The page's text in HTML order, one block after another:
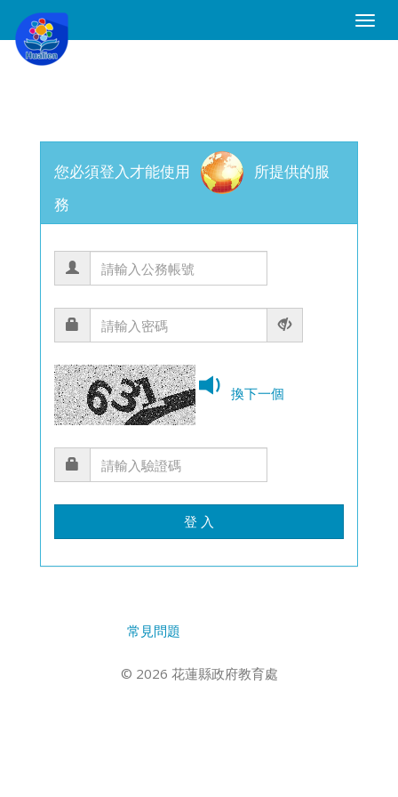
Toggle
您必須登入才能使用
所提供的服
務
換下一個
登 入
常見問題
© 2026 花蓮縣政府教育處